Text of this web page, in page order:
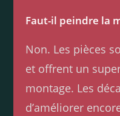
Faut-il peindre la
Non. Les pièces
et offrent un
montage. Les
d’améliorer